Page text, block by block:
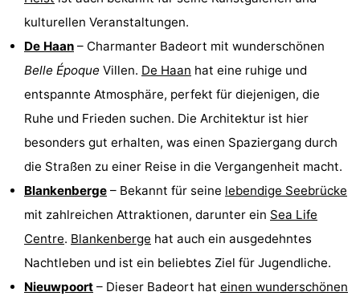
Städte
Sport
-
Schwimmbader
Radfahren
Wandern
Golfplatze
-
Surfen
Essen
und
Veranstaltungen
kulturellen Veranstaltungen.
De Haan – Charmanter Badeort mit wunderschönen
Belle Époque Villen. De Haan hat eine ruhige und
entspannte Atmosphäre, perfekt für diejenigen, die
Ruhe und Frieden suchen. Die Architektur ist hier
besonders gut erhalten, was einen Spaziergang durch
die Straßen zu einer Reise in die Vergangenheit macht.
Blankenberge – Bekannt für seine lebendige Seebrücke
mit zahlreichen Attraktionen, darunter ein Sea Life
Centre. Blankenberge hat auch ein ausgedehntes
Nachtleben und ist ein beliebtes Ziel für Jugendliche.
Nieuwpoort – Dieser Badeort hat einen wunderschönen